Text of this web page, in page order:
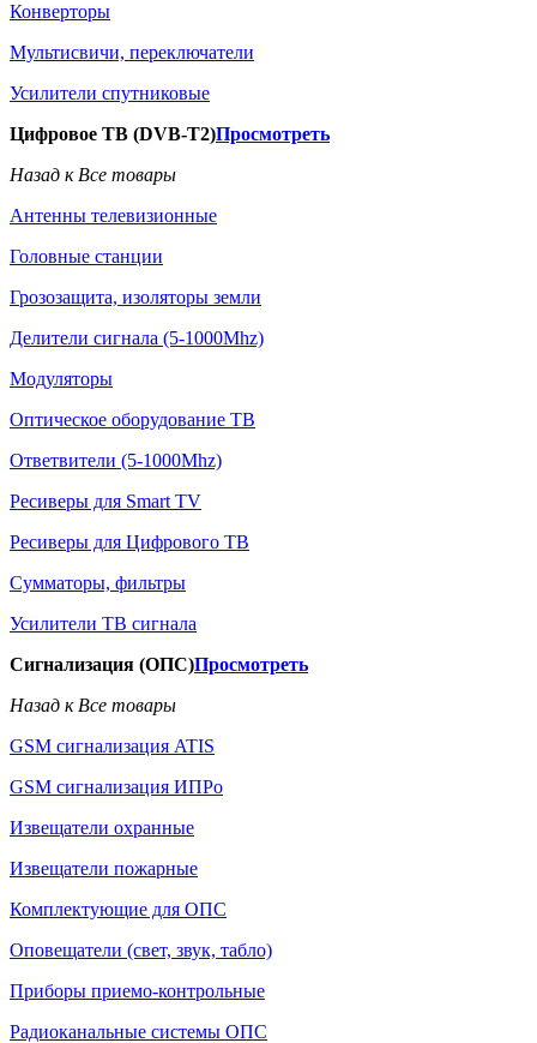
Конверторы
Мультисвичи, переключатели
Усилители спутниковые
Цифровое ТВ (DVB-T2)Просмотреть
Назад к Все товары
Антенны телевизионные
Головные станции
Грозозащита, изоляторы земли
Делители сигнала (5-1000Mhz)
Модуляторы
Оптическое оборудование ТВ
Ответвители (5-1000Mhz)
Ресиверы для Smart TV
Ресиверы для Цифрового ТВ
Сумматоры, фильтры
Усилители ТВ сигнала
Сигнализация (ОПС)Просмотреть
Назад к Все товары
GSM сигнализация ATIS
GSM сигнализация ИПРо
Извещатели охранные
Извещатели пожарные
Комплектующие для ОПС
Оповещатели (свет, звук, табло)
Приборы приемо-контрольные
Радиоканальные системы ОПС